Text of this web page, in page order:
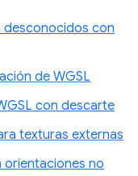
desconocidos con
de WGSL
con descarte
texturas externas
no